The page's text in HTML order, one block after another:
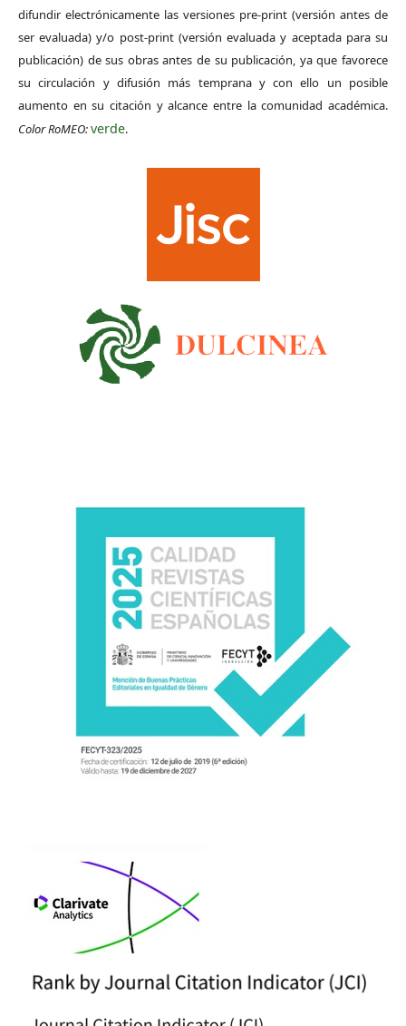
difundir electrónicamente las versiones pre-print (versión antes de
ser evaluada) y/o post-print (versión evaluada y aceptada para su
publicación) de sus obras antes de su publicación, ya que favorece
su circulación y difusión más temprana y con ello un posible
aumento en su citación y alcance entre la comunidad académica.
Color RoMEO:verde.